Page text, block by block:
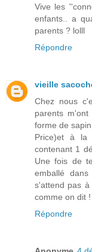
Vive les
enfants.. a
parents ? lolll
Répondre
vieille
Chez nous
parents
forme de
Price)et à
contenant 1
Une fois de
emballé
s'attend pas
comme on dit !
Répondre